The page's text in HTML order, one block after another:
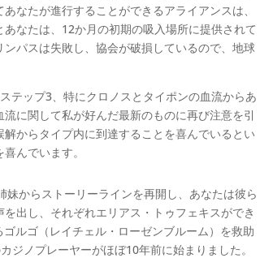
なたが進行することができるアライアンスは、
なたは、12か月の初期の吸入場所に提供されて
パスは失敗し、協会が破損しているので、地球
テップ3、特にクロノスとタイポンの血流からあ
に関して私が好んだ最新のものに再び注意を引
からタイプ内に到達することを喜んでいるとい
んでいます。
からストーリーラインを再開し、あなたは彼ら
出し、それぞれエリアス・トゥフェキスができ
ルゴ（レイチェル・ローゼンブルーム）を救助
ノプレーヤーがほぼ10年前に始まりました。